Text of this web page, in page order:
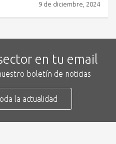
9 de diciembre, 2024
en tu email
boletín de noticias
la actualidad